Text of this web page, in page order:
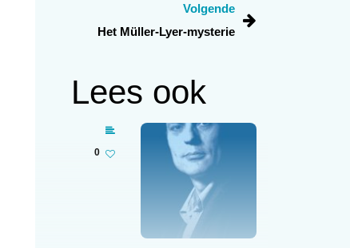
Volgende
Het Müller-Lyer-mysterie
Lees ook
0